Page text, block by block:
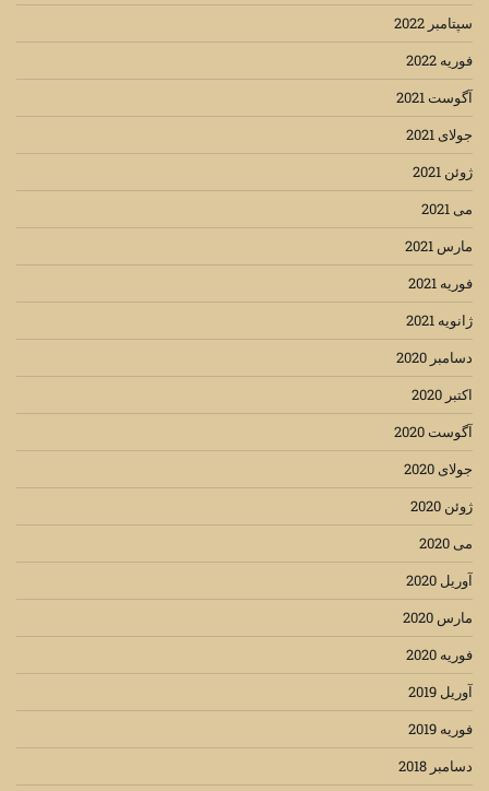
سپتامبر 2022
فوریه 2022
آگوست 2021
جولای 2021
ژوئن 2021
می 2021
مارس 2021
فوریه 2021
ژانویه 2021
دسامبر 2020
اکتبر 2020
آگوست 2020
جولای 2020
ژوئن 2020
می 2020
آوریل 2020
مارس 2020
فوریه 2020
آوریل 2019
فوریه 2019
دسامبر 2018